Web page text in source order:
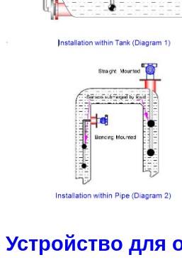
Устройство для